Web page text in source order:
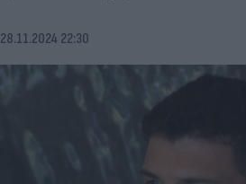
28.11.2024 22:30